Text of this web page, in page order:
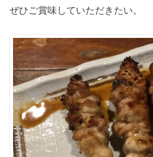
ぜひご賞味していただきたい。